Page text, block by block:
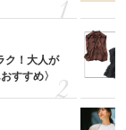
ク！大人が
すすめ〉